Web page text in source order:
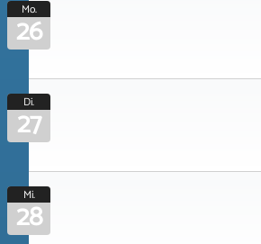
Mo.
26
Di.
27
Mi.
28